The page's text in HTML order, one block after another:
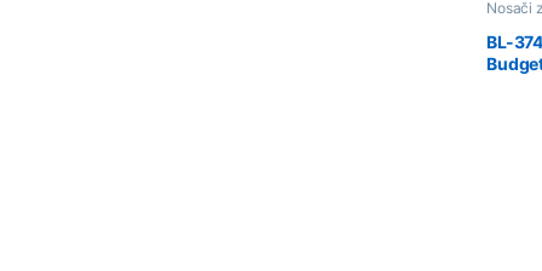
Nosači
BL-